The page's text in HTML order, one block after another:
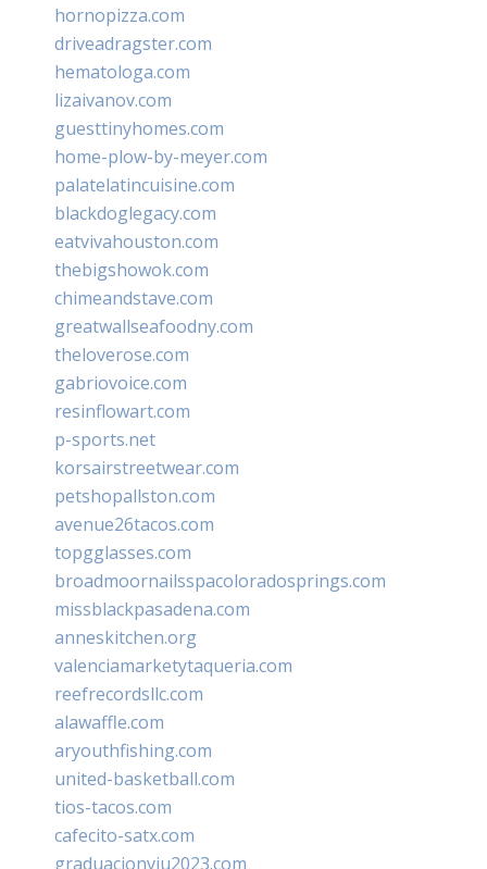
hornopizza.com
driveadragster.com
hematologa.com
lizaivanov.com
guesttinyhomes.com
home-plow-by-meyer.com
palatelatincuisine.com
blackdoglegacy.com
eatvivahouston.com
thebigshowok.com
chimeandstave.com
greatwallseafoodny.com
theloverose.com
gabriovoice.com
resinflowart.com
p-sports.net
korsairstreetwear.com
petshopallston.com
avenue26tacos.com
topgglasses.com
broadmoornailsspacoloradosprings.com
missblackpasadena.com
anneskitchen.org
valenciamarketytaqueria.com
reefrecordsllc.com
alawaffle.com
aryouthfishing.com
united-basketball.com
tios-tacos.com
cafecito-satx.com
graduacionviu2023.com